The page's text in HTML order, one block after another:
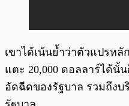
เขาได้เน้นย้ำว่าตัวแปรหลั
แตะ 20,000 ดอลลาร์ได้นั้
อัดฉีดของรัฐบาล รวมถึง